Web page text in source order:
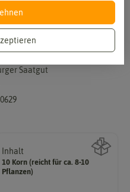
berühren
ca. 30 cm
Saatgut
Inhalt
10 Korn (reicht für ca. 8-10
Pflanzen)
Wie viel ist enthalten